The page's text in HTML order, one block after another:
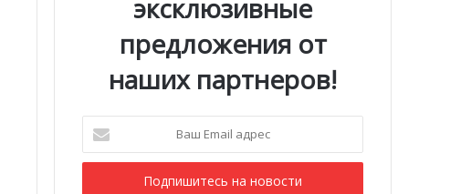
эксклюзивные
предложения от
наших партнеров!
Email
адрес